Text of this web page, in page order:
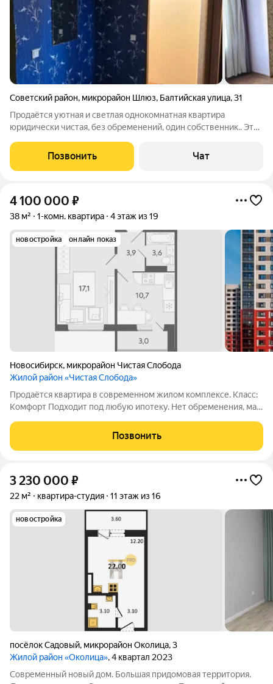
Советский район, микрорайон Шлюз, Балтийская улица,31
Продаётся уютная и светлая однокомнатная квартира
юридически чистая, без обременений, один собственник.. Это
Записывайтесь на просмотры проведем сделку без комиссии.
Новосибирск, улица
Позвонить Чат
4 100 000 ₽
38 м² 1-комн. квартира 4 этаж из 19
новостройка онлайн показ
Новосибирск, микрорайон Чистая Слобода
Жилой район «Чистая Слобода»
Продаётся квартира в современном жилом комплексе. Класс:
Комфорт Подходит под любую ипотеку. Нет обременения, мат
доступности расположены школы, садики, магазины, аптеки,
спортивные секции. Звоните!
Позвонить
3 230 000 ₽
22 м² квартира-студия 11 этаж из 16
новостройка
посёлок Садовый, микрорайон Околица,3
Жилой район «Околица», 4 квартал 2023
Современный новый дом. Большая придомовая территория.